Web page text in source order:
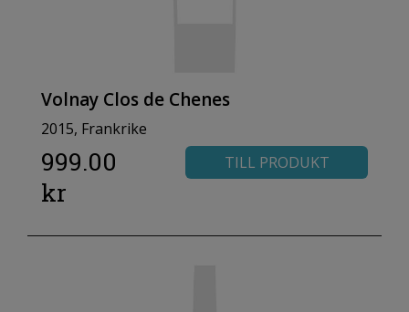
Volnay Clos de Chenes
2015, Frankrike
999.00
kr
TILL PRODUKT